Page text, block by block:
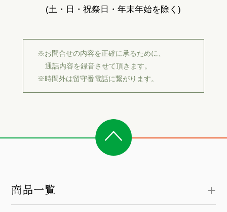
(土・日・祝祭日・年末年始を除く)
※お問合せの内容を正確に承るために、
通話内容を録音させて頂きます。
※時間外は留守番電話に繋がります。
商品一覧